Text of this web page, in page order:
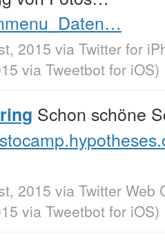
2015 via Twitter for
via Tweetbot for iΟS)
Schon schöne
2015 via Twitter Web
via Tweetbot for iΟS)